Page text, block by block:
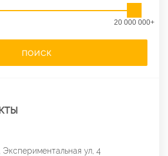
20 000 000+
ПОИСК
Экспериментальная ул, 4